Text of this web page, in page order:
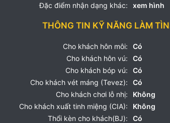
Đặc điểm nhận dạng khác:
xem hình
THÔNG TIN KỸ NĂNG LÀM
Cho khách hôn môi:
Có
Cho khách hôn vú:
Có
Cho khách bóp vú:
Có
Cho khách vét máng (Tevez):
Có
Cho khách chơi lỗ nhị:
Không
Cho khách xuất tinh miệng (CIA):
Không
Thổi kèn cho khách(BJ):
Có